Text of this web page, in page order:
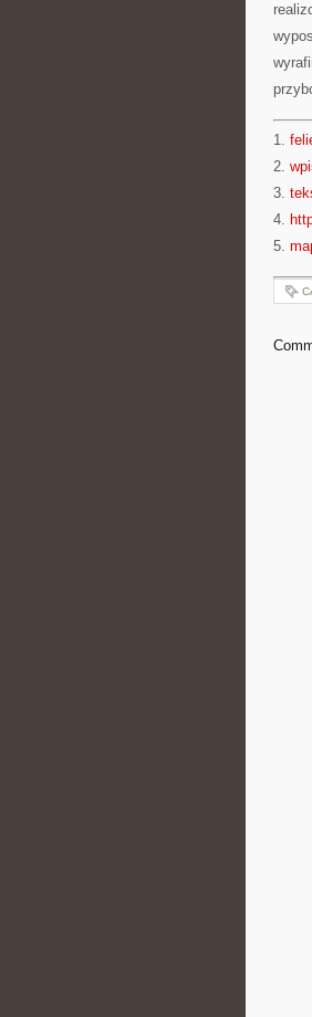
1.
2.
3.
4.
5.